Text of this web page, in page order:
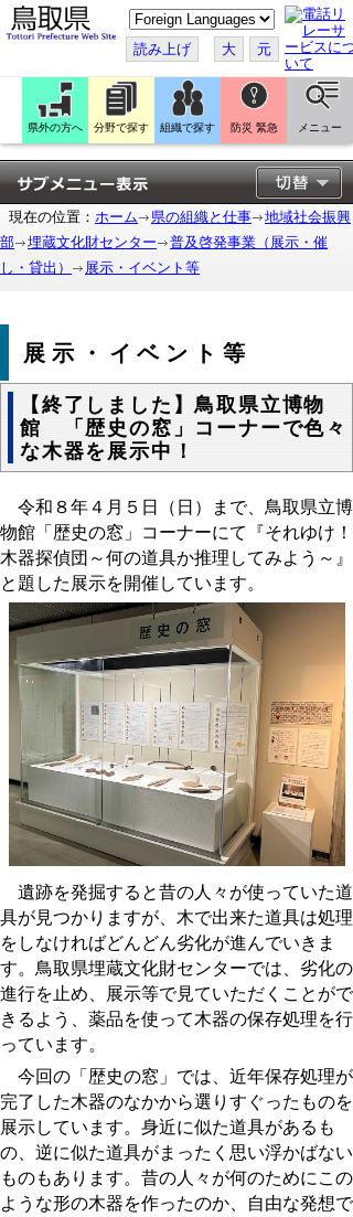
こ
の
ペ
ー
ジ
翻
訳
す
る
読み上げ 大 元
県外の方へ 分野で探す 組織で探す 防災 緊急 メニュー
現在の位置： ホーム 県の組織と仕事
地域社会振興
部
埋蔵文化財センター
普及啓発事業（展示・催
し・貸出）
展示・イベント等
展示・イベント等
【終了しました】鳥取県立博物
館 「歴史の窓」コーナーで色々
な木器を展示中！
令和８年４月５日（日）まで、鳥取県立博
物館「歴史の窓」コーナーにて『それゆけ！
木器探偵団～何の道具か推理してみよう～』
と題した展示を開催しています。
遺跡を発掘すると昔の人々が使っていた道
具が見つかりますが、木で出来た道具は処理
をしなければどんどん劣化が進んでいきま
す。鳥取県埋蔵文化財センターでは、劣化の
進行を止め、展示等で見ていただくことがで
きるよう、薬品を使って木器の保存処理を行
っています。
今回の「歴史の窓」では、近年保存処理が
完了した木器のなかから選りすぐったものを
展示しています。身近に似た道具があるも
の、逆に似た道具がまったく思い浮かばない
ものもあります。昔の人々が何のためにこの
ような形の木器を作ったのか、自由な発想で